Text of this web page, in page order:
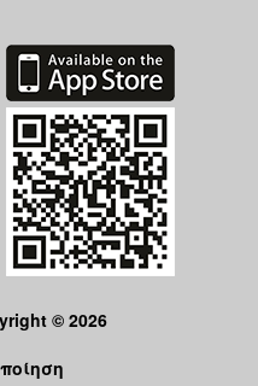
© 2026